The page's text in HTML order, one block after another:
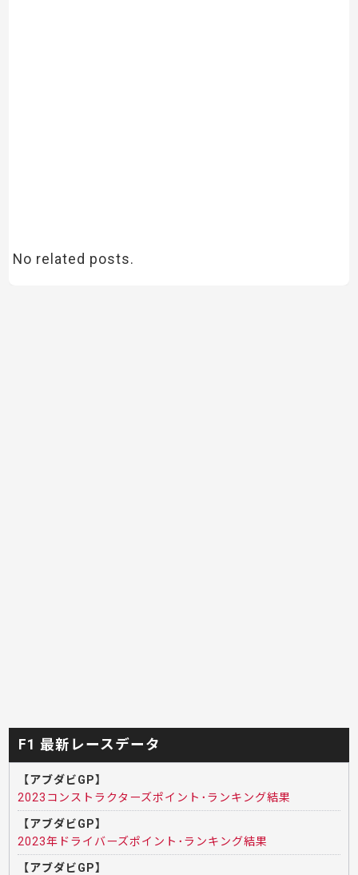
No related posts.
F1 最新レースデータ
【アブダビGP】
2023コンストラクターズポイント･ランキング結果
【アブダビGP】
2023年ドライバーズポイント･ランキング結果
【アブダビGP】